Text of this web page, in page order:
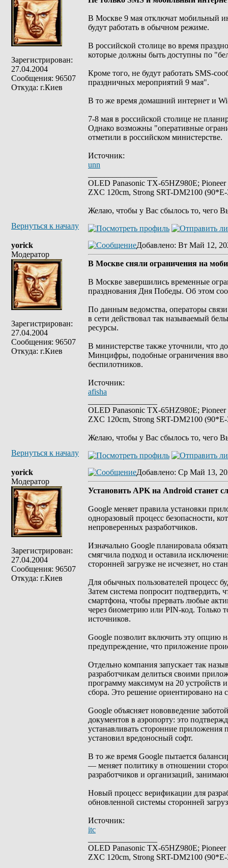
Зарегистрирован:
27.04.2004
Сообщения: 96507
Откуда: г.Киев
В Москве 9 мая отключат мобильный
будут работать в обычном режиме.
В российской столице во время
которые должны быть доступны по
Кроме того, не будут работать SMS-
праздничных мероприятий 9 мая".
В то же время домашний интернет и
7-8 мая в российской столице не
Однако возможны "оперативные
отметили в российском министерстве.
Источник:
unn
OLED Panasonic TX-65HZ980E;
ZXC 120cm, Strong SRT-DM2100
Желаю, чтобы у Вас сбылось то, чего
Вернуться к началу
yorick
Модератор
Зарегистрирован:
27.04.2004
Сообщения: 96507
Откуда: г.Киев
Добавлено: Вт Май 12,
В Москве сняли ограничения на
В Москве завершились временные
празднования Дня Победы. Об этом
По данным ведомства, операторы
в сети действовал так называемый
ресурсы.
В министерстве также уточнили, что
Минцифры, подобные ограничения
беспилотников.
Источник:
afisha
OLED Panasonic TX-65HZ980E;
ZXC 120cm, Strong SRT-DM2100
Желаю, чтобы у Вас сбылось то, чего
Вернуться к началу
yorick
Модератор
Зарегистрирован:
27.04.2004
Сообщения: 96507
Откуда: г.Киев
Добавлено: Ср Май 13,
Установить APK на Android станет
Google меняет правила установки
одноразовый процесс безопасности,
непроверенных разработчиков.
Изначально Google планировала
смягчила подход и оставила
сторонней загрузке не исчезнет, но
Для обычных пользователей процесс
Затем система попросит подтвердить,
смартфона, чтобы прервать любые
через биометрию или PIN-код. Только
источников.
Google позволит включить эту опцию
предупреждение, что приложение
Отдельно компания запускает так
разработчикам делиться своими
программу максимум на 20 устройств
сбора. Это решение ориентировано на
Google объясняет нововведение
документов в аэропорту: это
устанавливать сторонние приложения
установил вредоносный софт.
В то же время Google пытается
— меняет политику в отношении
разработчиков и организаций,
Новый процесс верификации для
обновленной системы сторонней
Источник:
itc
OLED Panasonic TX-65HZ980E;
ZXC 120cm, Strong SRT-DM2100